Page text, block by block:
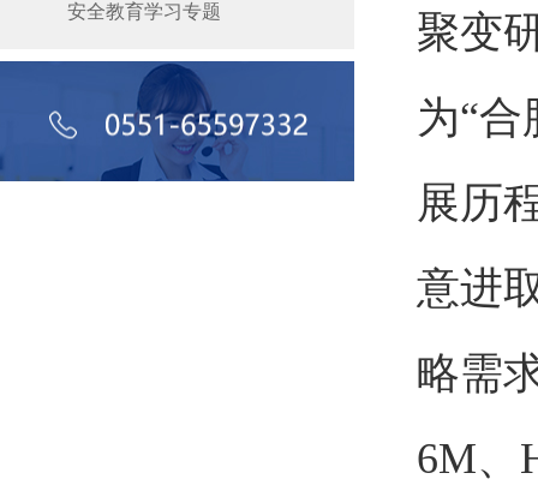
安全教育学习专题
聚变
为“
展历
意进
略需
6M、